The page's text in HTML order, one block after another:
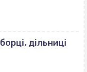
дільниці